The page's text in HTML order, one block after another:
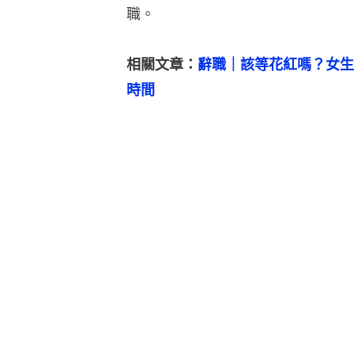
職。
相關文章： 辭職｜該等花紅嗎？女
時間